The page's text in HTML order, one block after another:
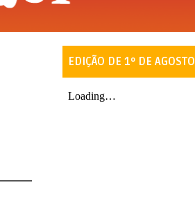
EDIÇÃO DE 1º DE AGOSTO